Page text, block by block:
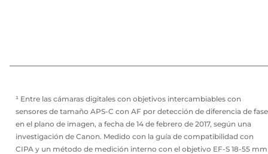
¹ Entre las cámaras digitales con objetivos intercambiables con
sensores de tamaño APS-C con AF por detección de diferencia de fase
en el plano de imagen, a fecha de 14 de febrero de 2017, según una
investigación de Canon. Medido con la guía de compatibilidad con
CIPA y un método de medición interno con el objetivo EF-S 18-55 mm